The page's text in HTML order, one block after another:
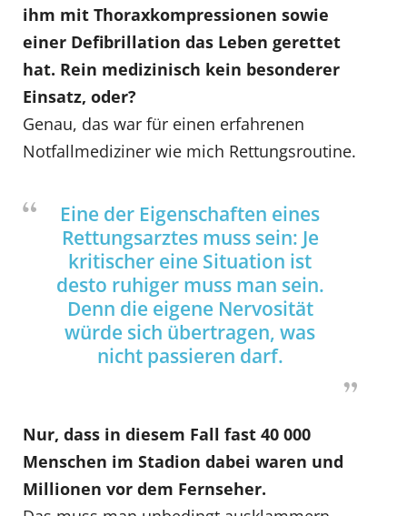
ihm mit Thoraxkompressionen sowie
einer Defibrillation das Leben gerettet
hat. Rein medizinisch kein besonderer
Einsatz, oder?
Genau, das war für einen erfahrenen
Notfallmediziner wie mich Rettungsroutine.
Eine der Eigenschaften eines
Rettungsarztes muss sein: Je
kritischer eine Situation ist
desto ruhiger muss man sein.
Denn die eigene Nervosität
würde sich übertragen, was
nicht passieren darf.
Nur, dass in diesem Fall fast 40 000
Menschen im Stadion dabei waren und
Millionen vor dem Fernseher.